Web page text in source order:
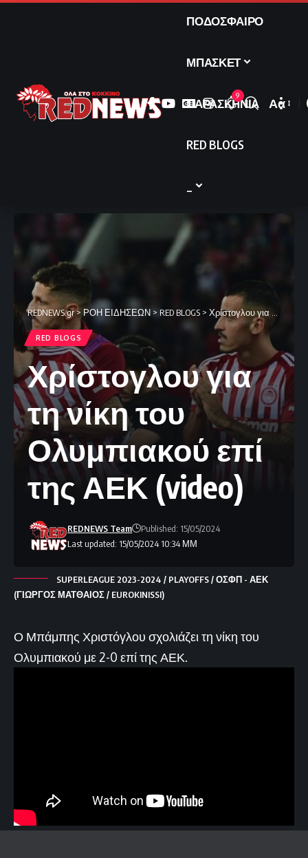
ΠΟΔΟΣΦΑΙΡΟ
ΜΠΑΣΚΕΤ
ΠΑΡΑΣΚΗΝΙΑ
RED BLOGS
9
Font
Αα
REDNEWS.gr> ΡΟΗ ΕΙΔΗΣΕΩΝ > RED BLOGS > Χρίστογλου για τη νίκη του Ολυμπιακού επί της ΑΕΚ (video)
RED BLOGS
Χρίστογλου για
τη νίκη του
Ολυμπιακού επί
της ΑΕΚ (video)
Last updated: 15/05/2024 10:34 ΜΜ
REDNEWS Team Published: 15/05/2024
SUPERLEAGUE 2023-2024 / PLAYOFFS / ΟΣΦΠ - ΑΕΚ
(ΓΙΩΡΓΟΣ ΜΑΤΘΑΙΟΣ / EUROKINISSI)
Ο Μπάμπης Χριστόγλου σχολιάζει τη νίκη του
Ολυμπιακού με 2-0 επί της ΑΕΚ.